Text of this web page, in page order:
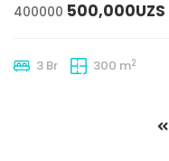
400000 500,000UZS
3 Br 300 m2